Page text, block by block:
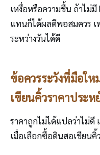
เหงื่อหรือความชื้น ถ้าไม่
แทนก็ได้ผลดีพอสมควร
ระหว่างวันได้ดี
ข้อควรระวังที่มือใ
เขียนคิ้วราคาประห
ราคาถูกไม่ได้แปลว่าไม่ดี
เมื่อเลือกซื้อดินสอเขียนคิ้